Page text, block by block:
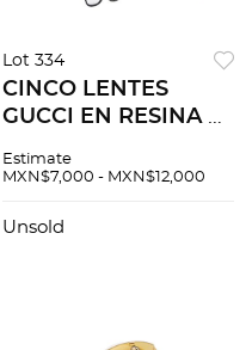
Lot 334
CINCO LENTES
GUCCI EN RESINA Y
Estimate
MXN$7,000 - MXN$12,000
Unsold